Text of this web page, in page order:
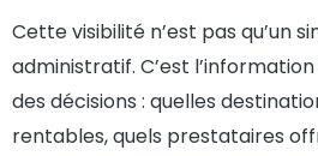
Cette visibilité n’est pas qu’un
administratif. C’est
des décisions : quelles
rentables, quels prestataires